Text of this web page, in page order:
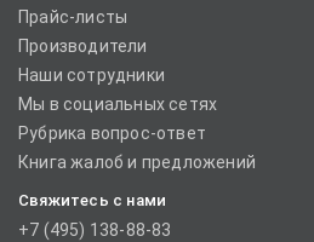
Прайс-листы
Производители
Наши сотрудники
Мы в социальных сетях
Рубрика вопрос-ответ
Книга жалоб и предложений
Свяжитесь с нами
+7 (495) 138-88-83